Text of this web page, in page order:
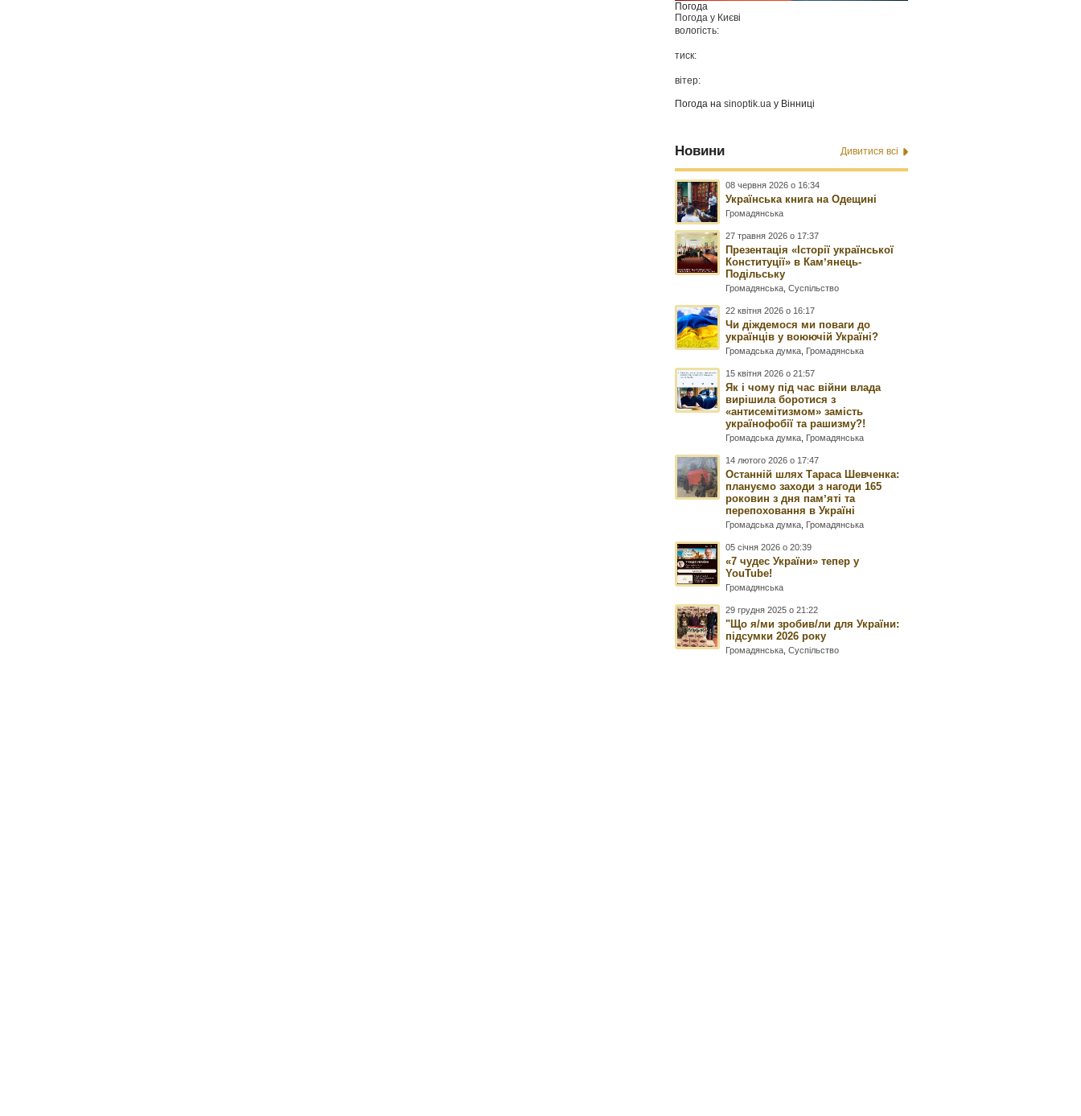
Погода
Погода у Києві
вологість:
тиск:
вітер:
Погода наsinoptik.ua у Вінниці
Новини Дивитися всі
08 червня 2026 о 16:34
Українська книга на Одещині
Громадянська
27 травня 2026 о 17:37
Презентація «Історії української
Конституції» в Камʼянець-
Подільську
Громадянська ,Суспільство
22 квітня 2026 о 16:17
Чи діждемося ми поваги до
українців у воюючій Україні?
Громадська думка Громадянська
15 квітня 2026 о 21:57
Як і чому під час війни влада
вирішила боротися з
«антисемітизмом» замість
українофобії та рашизму?!
Громадська думка Громадянська
14 лютого 2026 о 17:47
Останній шлях Тараса Шевченка:
плануємо заходи з нагоди 165
роковин з дня памʼяті та
перепоховання в Україні
Громадська думка Громадянська
05 січня 2026 о 20:39
«7 чудес України» тепер у
YouTube!
Громадянська
29 грудня 2025 о 21:22
"Що я/ми зробив/ли для України:
підсумки 2026 року
Громадянська ,Суспільство